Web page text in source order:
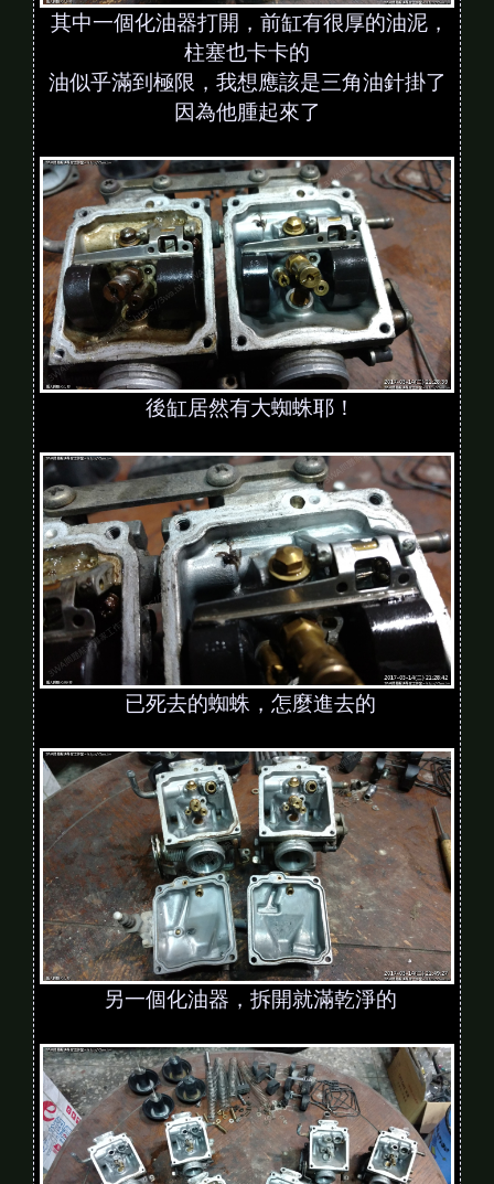
其中一個化油器打開，前缸有很厚的油泥，
柱塞也卡卡的
油似乎滿到極限，我想應該是三角油針掛了
因為他腫起來了
後缸居然有大蜘蛛耶！
已死去的蜘蛛，怎麼進去的
另一個化油器，拆開就滿乾淨的